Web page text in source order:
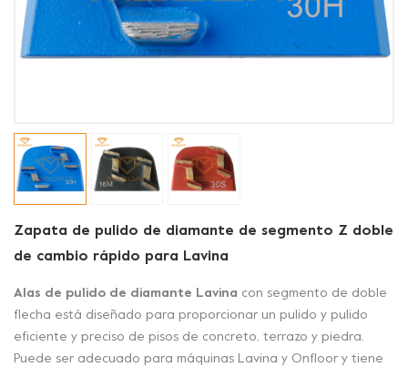
Zapata de pulido de diamante de segmento Z doble
de cambio rápido para Lavina
Alas de pulido de diamante Lavina con segmento de doble
flecha está diseñado para proporcionar un pulido y pulido
eficiente y preciso de pisos de concreto, terrazo y piedra.
Puede ser adecuado para máquinas Lavina y Onfloor y tiene